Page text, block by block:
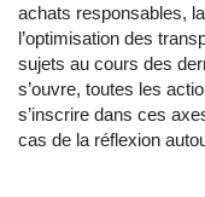
achats responsables,
l’optimisation des
sujets au cours des
s’ouvre, toutes les
s’inscrire dans ces
cas de la réflexion